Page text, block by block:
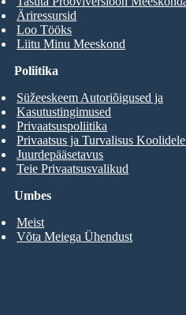
Äriressursid
Loo Tööks
Liitu Minu Meeskond
Umbes
Meist
Võta Meiega Ühendust
Poliitika
Süžeeskeem Autoriõigused ja
Kasutustingimused
Privaatsuspoliitika
Privaatsus ja Turvalisus
Juurdepääsetavus
Teie Privaatsusvalikud